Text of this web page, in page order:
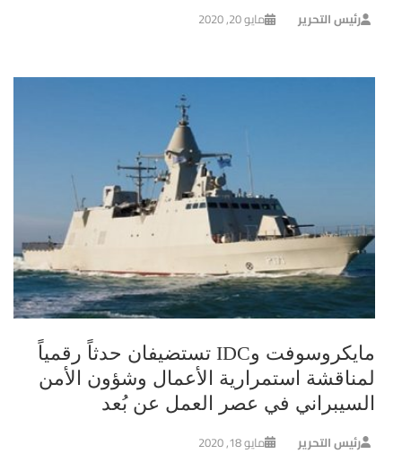
رئيس التحرير مايو 20, 2020
مايكروسوفت وIDC تستضيفان حدثاً رقمياً
لمناقشة استمرارية الأعمال وشؤون الأمن
السيبراني في عصر العمل عن بُعد
رئيس التحرير مايو 18, 2020